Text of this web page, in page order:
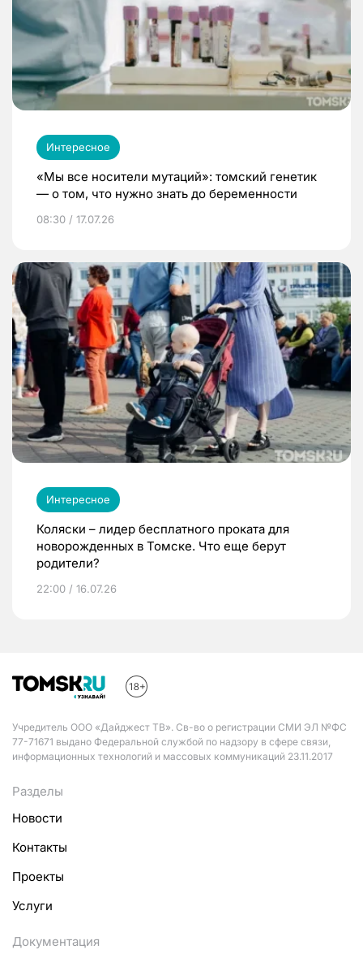
Интересное
«Мы все носители мутаций»: томский генетик
— о том, что нужно знать до беременности
08:30 / 17.07.26
Интересное
Коляски – лидер бесплатного проката для
новорожденных в Томске. Что еще берут
родители?
22:00 / 16.07.26
Учредитель ООО «Дайджест ТВ». Св-во о регистрации СМИ ЭЛ №ФС
77-71671 выдано Федеральной службой по надзору в сфере связи,
информационных технологий и массовых коммуникаций 23.11.2017
Разделы
Новости
Контакты
Проекты
Услуги
Документация